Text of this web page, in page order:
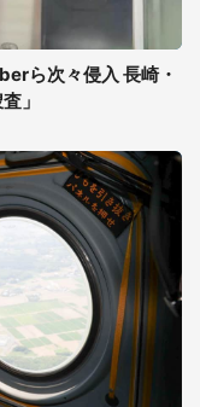
ら次々侵入 長崎・
」